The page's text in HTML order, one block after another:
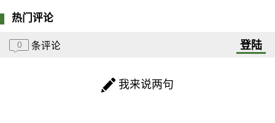
热门评论
0 条评论 登陆
我来说两句